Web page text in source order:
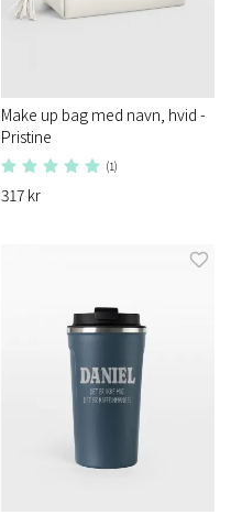
Make up bag med navn, hvid -
Pristine
(1)
317 kr